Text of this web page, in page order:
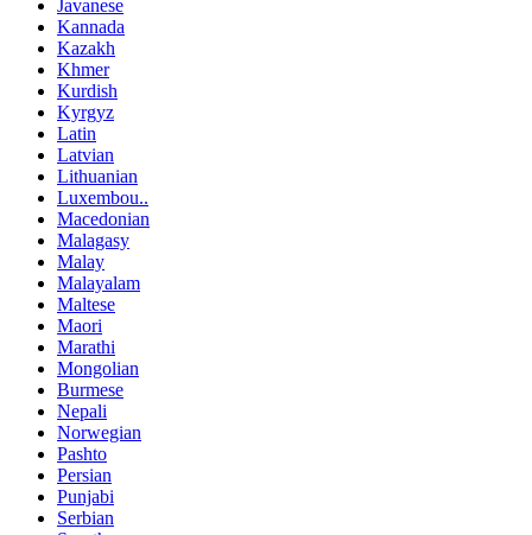
Javanese
Kannada
Kazakh
Khmer
Kurdish
Kyrgyz
Latin
Latvian
Lithuanian
Luxembou..
Macedonian
Malagasy
Malay
Malayalam
Maltese
Maori
Marathi
Mongolian
Burmese
Nepali
Norwegian
Pashto
Persian
Punjabi
Serbian